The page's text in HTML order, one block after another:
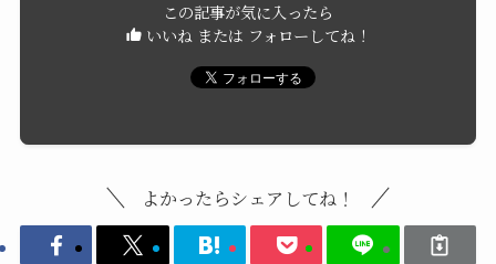
この記事が気に入ったら
いいね または フォローしてね！
よかったらシェアしてね！